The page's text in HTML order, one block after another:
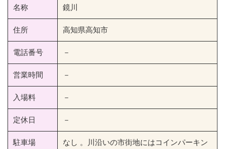
名称 鏡川
住所 高知県高知市
電話番号 －
営業時間 －
入場料 －
定休日 －
駐車場
なし 。川沿いの市街地にはコインパーキン